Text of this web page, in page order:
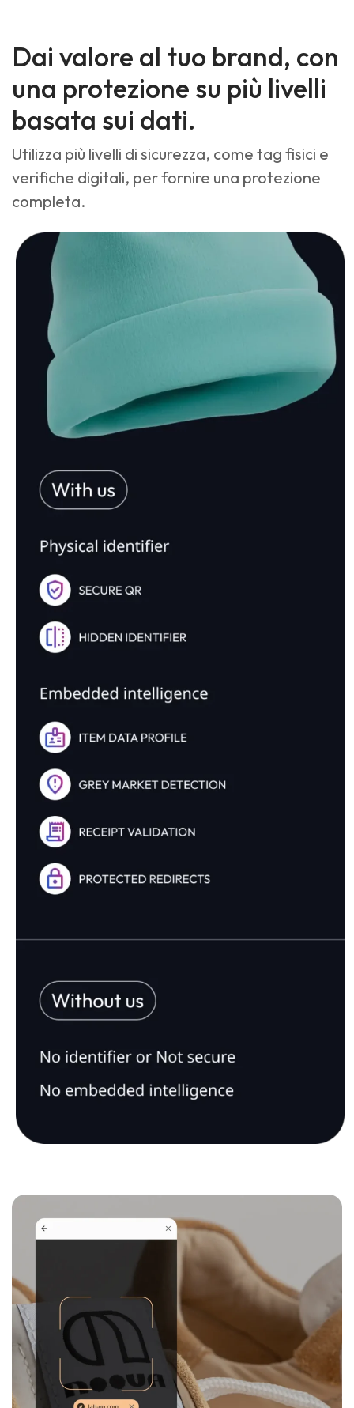
Dai valore al tuo brand, con
una protezione su più livelli
basata sui dati.
Utilizza più livelli di sicurezza, come tag fisici e
verifiche digitali, per fornire una protezione
completa.